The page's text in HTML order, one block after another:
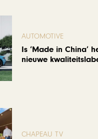
AUTOMOTIVE
Is ‘Made in China’
nieuwe
CHAPEAU TV